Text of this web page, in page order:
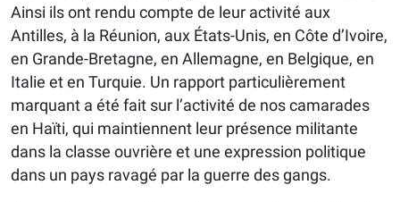
Ainsi ils ont rendu compte de leur activité aux
Antilles, à la Réunion, aux États-Unis, en Côte d’Ivoire,
en Grande-Bretagne, en Allemagne, en Belgique, en
Italie et en Turquie. Un rapport particulièrement
marquant a été fait sur l’activité de nos camarades
en Haïti, qui maintiennent leur présence militante
dans la classe ouvrière et une expression politique
dans un pays ravagé par la guerre des gangs.